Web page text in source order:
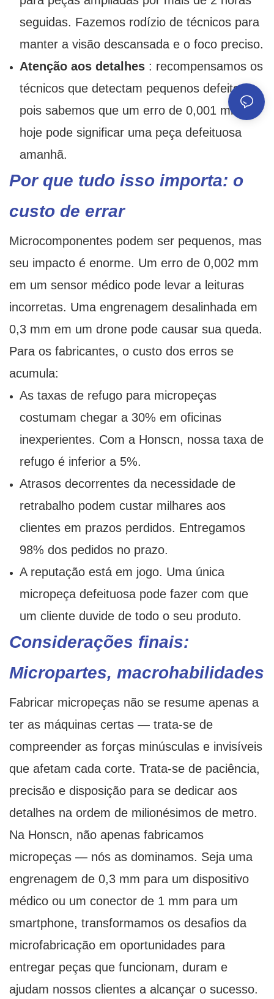
seguidas. Fazemos rodízio de técnicos para
manter a visão descansada e o foco preciso.
Atenção aos detalhes: recompensamos os
técnicos que detectam pequenos defeitos,
pois sabemos que um erro de 0,001 mm
hoje pode significar uma peça defeituosa
amanhã.
Por que tudo isso importa: o
custo de errar
Microcomponentes podem ser pequenos, mas
seu impacto é enorme. Um erro de 0,002 mm
em um sensor médico pode levar a leituras
incorretas. Uma engrenagem desalinhada em
0,3 mm em um drone pode causar sua queda.
Para os fabricantes, o custo dos erros se
acumula:
As taxas de refugo para micropeças
costumam chegar a 30% em oficinas
inexperientes. Com a Honscn, nossa taxa de
refugo é inferior a 5%.
Atrasos decorrentes da necessidade de
retrabalho podem custar milhares aos
clientes em prazos perdidos. Entregamos
98% dos pedidos no prazo.
A reputação está em jogo. Uma única
micropeça defeituosa pode fazer com que
um cliente duvide de todo o seu produto.
Considerações finais:
Micropartes, macrohabilidades
Fabricar micropeças não se resume apenas a
ter as máquinas certas — trata-se de
compreender as forças minúsculas e invisíveis
que afetam cada corte. Trata-se de paciência,
precisão e disposição para se dedicar aos
detalhes na ordem de milionésimos de metro.
Na Honscn, não apenas fabricamos
micropeças — nós as dominamos. Seja uma
engrenagem de 0,3 mm para um dispositivo
médico ou um conector de 1 mm para um
smartphone, transformamos os desafios da
microfabricação em oportunidades para
entregar peças que funcionam, duram e
ajudam nossos clientes a alcançar o sucesso.